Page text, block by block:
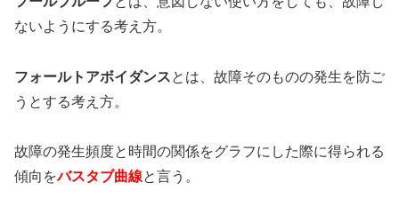
ないようにする考え方。
フォールトアボイダンスとは、故障そのものの発生を防ご
うとする考え方。
故障の発生頻度と時間の関係をグラフにした際に得られる
傾向をバスタブ曲線と言う。